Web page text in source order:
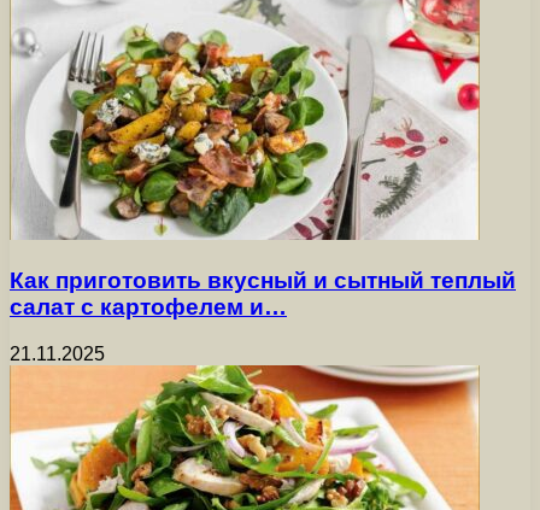
Как приготовить вкусный и сытный теплый
салат с картофелем и…
21.11.2025